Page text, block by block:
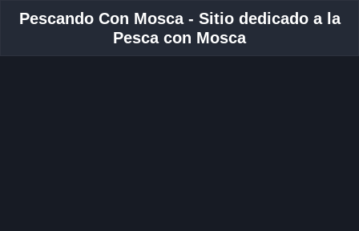
Pescando Con Mosca - Sitio dedicado a la
Pesca con Mosca